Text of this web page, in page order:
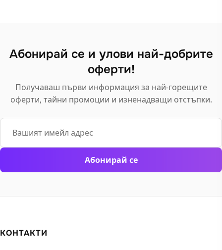
the
the
Абонирай се и улови най-добрите
оферти!
Получаваш първи информация за най-горещите
оферти, тайни промоции и изненадващи отстъпки.
Email
Абонирай се
КОНТАКТИ